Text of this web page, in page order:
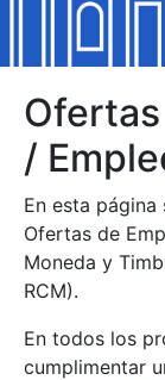
Mostrar/
Mostrar/
Mostrar/Ocultar
Mostrar/
/
En esta
Ofertas de
Moneda y
RCM).
En todos los
cumplimentar